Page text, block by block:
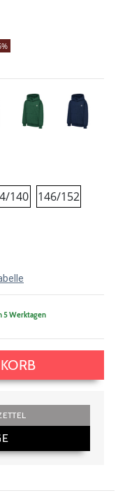
140
146/152
5 Werktagen